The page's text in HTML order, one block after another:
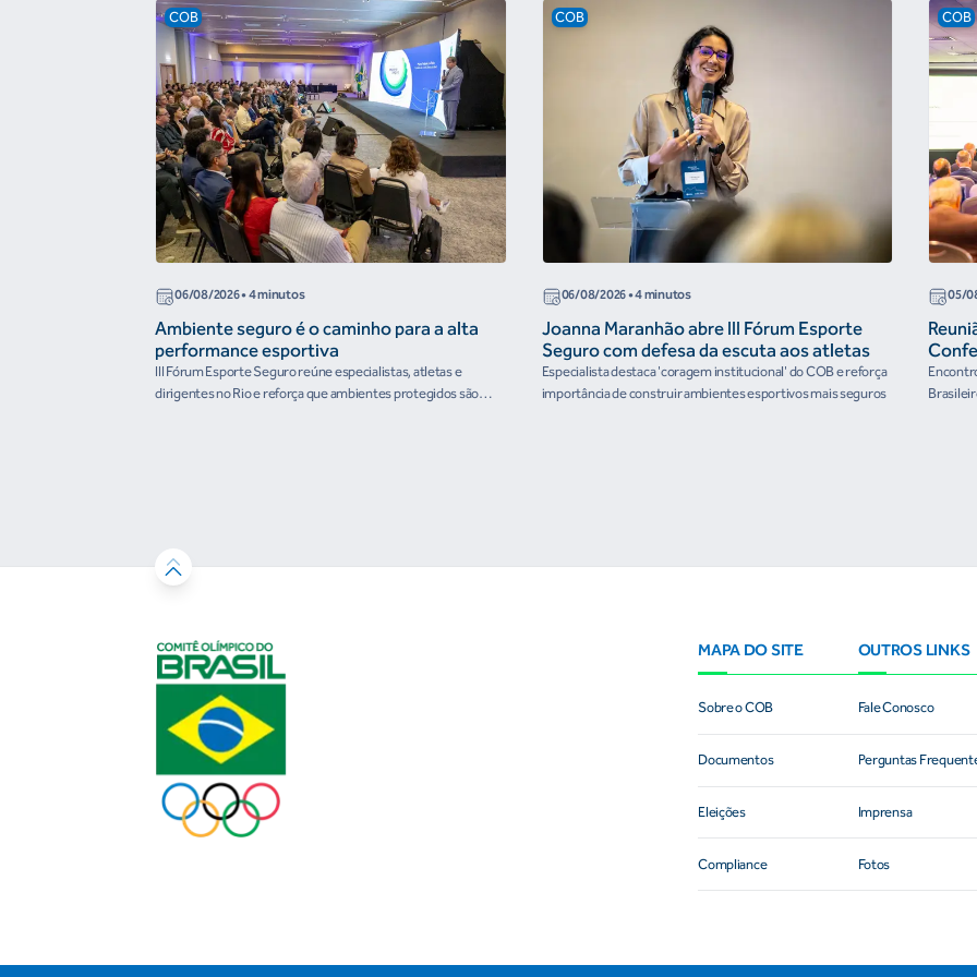
COB
06/08/2026• 4 minutos
Ambiente seguro é o caminho para a alta
performance esportiva
III Fórum Esporte Seguro reúne especialistas, atletas e
dirigentes no Rio e reforça que ambientes protegidos são
COB
06/08/2026• 4 minutos
Joanna Maranhão abre III Fórum Esporte
Seguro com defesa da escuta aos atletas
Especialista destaca 'coragem institucional' do COB e reforça
importância de construir ambientes esportivos mais seguros
COB
05/
the
MAPA DO SITE
Sobre o COB
Documentos
Eleições
Compliance
OUTROS LINKS
Fale Conosco
Perguntas
Imprensa
Fotos